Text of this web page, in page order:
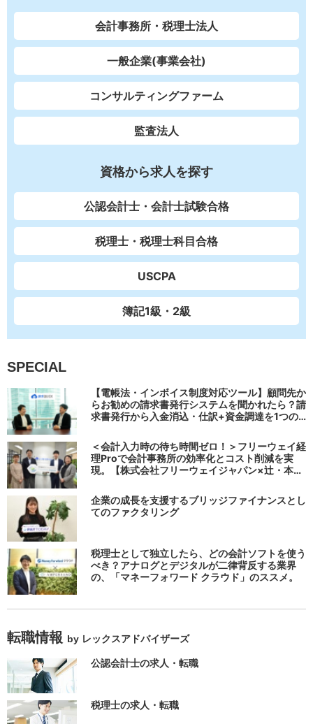
会計事務所・税理士法人
一般企業(事業会社)
コンサルティングファーム
監査法人
資格から求人を探す
公認会計士・会計士試験合格
税理士・税理士科目合格
USCPA
簿記1級・2級
SPECIAL
【電帳法・インボイス制度対応ツール】顧問先か
らお勧めの請求書発行システムを聞かれたら？請
求書発行から入金消込・仕訳+資金調達を1つの
＜会計入力時の待ち時間ゼロ！＞フリーウェイ経
理Proで会計事務所の効率化とコスト削減を実
現。【株式会社フリーウェイジャパン×辻・本郷
企業の成長を支援するブリッジファイナンスとし
てのファクタリング
税理士として独立したら、どの会計ソフトを使う
べき？アナログとデジタルが二律背反する業界
の、「マネーフォワード クラウド」のススメ。
転職情報 by レックスアドバイザーズ
公認会計士の求人・転職
税理士の求人・転職